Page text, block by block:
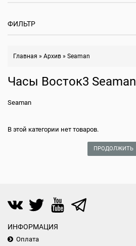
ФИЛЬТР
Главная » Архив » Seaman
Часы Восток3 Seaman
Seaman
В этой категории нет товаров.
ПРОДОЛЖИТЬ
ИНФОРМАЦИЯ
Оплата